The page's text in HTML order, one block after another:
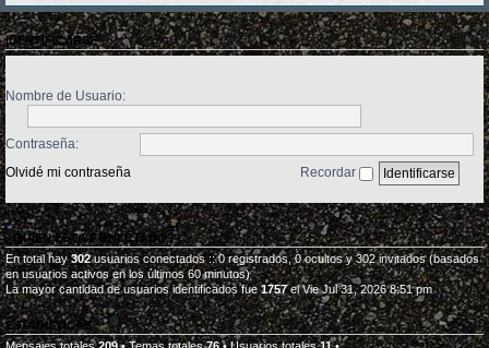
IDENTIFICARSE
Nombre de Usuario:
Contraseña:
Olvidé mi contraseña
Recordar
¿QUIÉN ESTÁ CONECTADO?
En total hay302usuarios conectados :: 0 registrados, 0 ocultos y 302 invitados (basados
en usuarios activos en los últimos 60 minutos)
La mayor cantidad de usuarios identificados fue1757el Vie Jul 31, 2026 8:51 pm
ESTADÍSTICAS